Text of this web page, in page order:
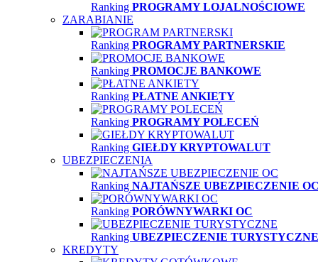
Ranking PROGRAMY LOJALNOŚCIOWE
ZARABIANIE
Ranking PROGRAMY PARTNERSKIE
Ranking PROMOCJE BANKOWE
Ranking PŁATNE ANKIETY
Ranking PROGRAMY POLECEŃ
Ranking GIEŁDY KRYPTOWALUT
UBEZPIECZENIA
Ranking NAJTAŃSZE UBEZPIECZENIE
Ranking PORÓWNYWARKI OC
Ranking UBEZPIECZENIE TURYSTYCZNE
KREDYTY